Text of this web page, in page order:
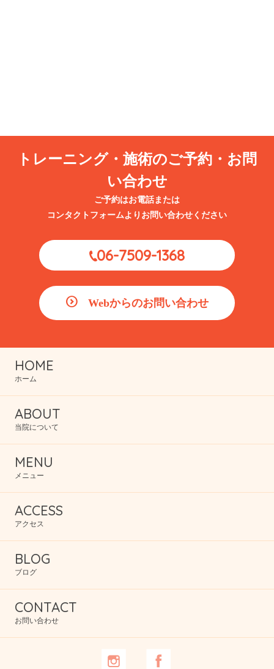
か？｜尼崎市・武庫川でパーソナルトレーニングをお探しの方へ】
トレーニング・施術のご予約・お問
い合わせ
ご予約はお電話または
コンタクトフォームよりお問い合わせください
06-7509-1368
Webからのお問い合わせ
HOME
ホーム
ABOUT
当院について
MENU
メニュー
ACCESS
アクセス
BLOG
ブログ
CONTACT
お問い合わせ